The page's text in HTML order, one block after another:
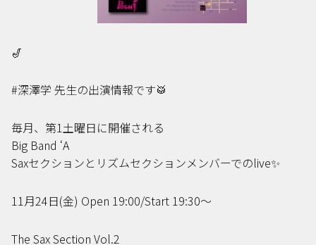
🎷
#深澤学 先生の出演情報です🥁
毎月、第1土曜日に開催される
Big Band ‘A
Saxセクションとリズムセクションメンバーでのlive✨
11月24日(金) Open 19:00/Start 19:30〜
The Sax Section Vol.2